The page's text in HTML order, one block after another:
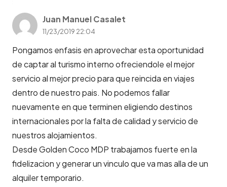
Juan Manuel Casalet
11/23/2019 22:04
Pongamos enfasis en aprovechar esta oportunidad
de captar al turismo interno ofreciendole el mejor
servicio al mejor precio para que reincida en viajes
dentro de nuestro pais. No podemos fallar
nuevamente en que terminen eligiendo destinos
internacionales por la falta de calidad y servicio de
nuestros alojamientos.
Desde Golden Coco MDP trabajamos fuerte en la
fidelizacion y generar un vinculo que va mas alla de un
alquiler temporario.